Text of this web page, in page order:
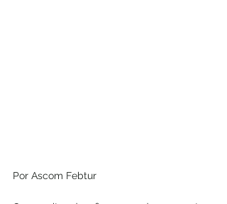
Por Ascom Febtur